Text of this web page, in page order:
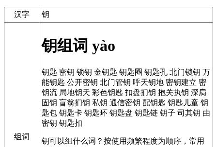
汉字 钥
组词
钥组词 yào
钥匙 密钥 锁钥 金钥匙 钥匙圈 钥匙孔 北门锁钥 万
能钥匙 公开密钥 北门管钥 呼天钥地 密钥建立 密
钥流 局地钥天 彩色钥匙 扣盘扪钥 抱关执钥 深扃
固钥 盲翁扪钥 私钥 通信密钥 配钥匙 钥匙儿童 钥
匙包 钥匙卡 钥匙环 钥匙盘 钥匙链 钥子 司其钥 由
密钥 钥匙扣
钥可以组什么词？按使用频繁程度为顺序，常用